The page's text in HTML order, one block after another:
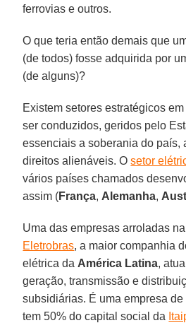
ferrovias e outros.
O que teria então demais que
(de todos) fosse adquirida por
(de alguns)?
Existem setores estratégicos
ser conduzidos, geridos pelo
essenciais a soberania do país,
direitos alienáveis. Osetor
vários países chamados
assim (França, Alemanha,
Uma das empresas arroladas
Eletrobras, a maior companhia
elétrica da América Latina,
geração, transmissão e
subsidiárias. É uma empresa
tem 50% do capital social da